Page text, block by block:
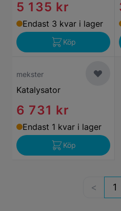
5 135 kr
Endast 3 kvar i lager
Köp
mekster
Katalysator
6 731 kr
Endast 1 kvar i lager
Köp
1